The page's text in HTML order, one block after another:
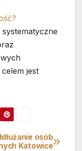
jest
osób
Katowice